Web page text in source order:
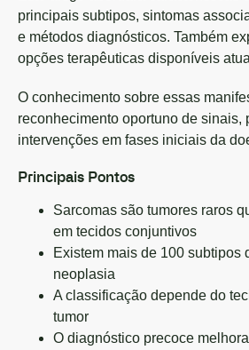
principais subtipos, sintomas
e métodos diagnósticos. Também
opções terapêuticas disponíveis
O conhecimento sobre essas
reconhecimento oportuno de sinais,
intervenções em fases iniciais da
Principais Pontos
Sarcomas são tumores raros
em tecidos conjuntivos
Existem mais de 100 subtipos
neoplasia
A classificação depende do
tumor
O diagnóstico precoce